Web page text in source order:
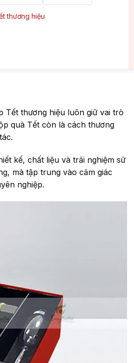
thương hiệu
Tết thương hiệu luôn giữ vai trò
quà Tết còn là cách thương
kế, chất liệu và trải nghiệm sử
mà tập trung vào cảm giác
nghiệp.